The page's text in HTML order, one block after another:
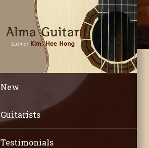
New
Guitarists
Testimonials